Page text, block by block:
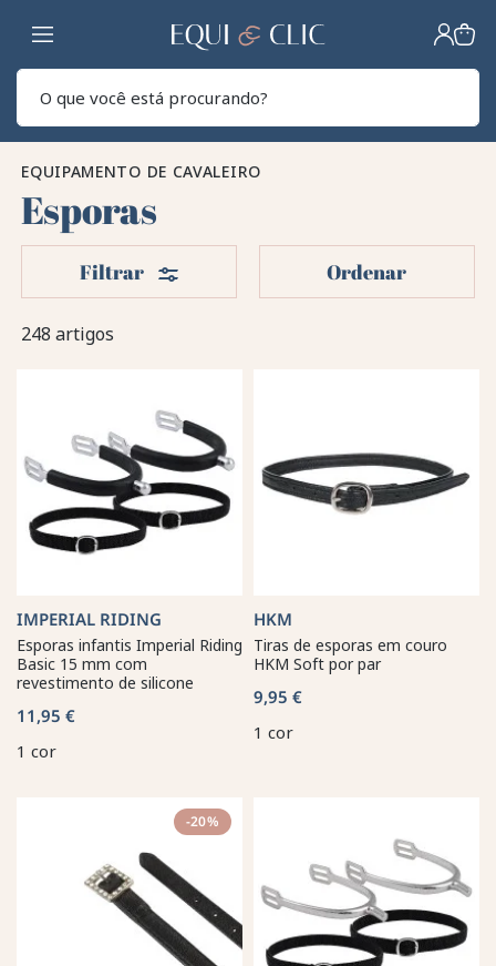
Lar
EQUIPAMENTO DE CAVALEIRO
Esporas
248 artigos
Filtrar Filters Ordenar
IMPERIAL RIDING
Esporas infantis Imperial Riding
Basic 15 mm com
revestimento de silicone
11,95 €
1 cor
HKM
Tiras de esporas em couro
HKM Soft por par
9,95 €
1 cor
-20%